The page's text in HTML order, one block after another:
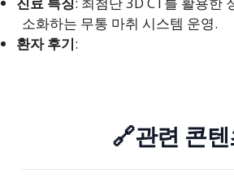
소화하는 무통 마취 시스템 운영.
환자 후기:
🔗관련 콘